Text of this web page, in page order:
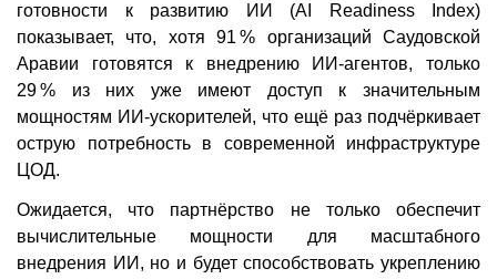
готовности к развитию ИИ (AI Readiness Index)
показывает, что, хотя 91 % организаций Саудовской
Аравии готовятся к внедрению ИИ-агентов, только
29 % из них уже имеют доступ к значительным
мощностям ИИ-ускорителей, что ещё раз подчёркивает
острую потребность в современной инфраструктуре
ЦОД.
Ожидается, что партнёрство не только обеспечит
вычислительные мощности для масштабного
внедрения ИИ, но и будет способствовать укреплению